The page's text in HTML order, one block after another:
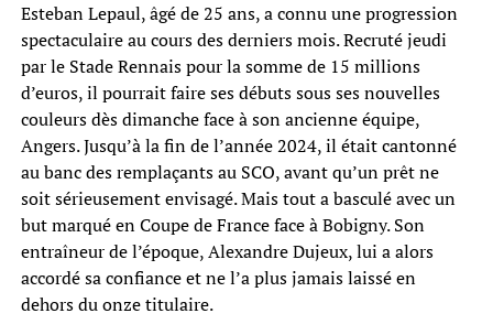
Esteban Lepaul, âgé de 25 ans, a connu une progression
spectaculaire au cours des derniers mois. Recruté jeudi
par le Stade Rennais pour la somme de 15 millions
d’euros, il pourrait faire ses débuts sous ses nouvelles
couleurs dès dimanche face à son ancienne équipe,
Angers. Jusqu’à la fin de l’année 2024, il était cantonné
au banc des remplaçants au SCO, avant qu’un prêt ne
soit sérieusement envisagé. Mais tout a basculé avec un
but marqué en Coupe de France face à Bobigny. Son
entraîneur de l’époque, Alexandre Dujeux, lui a alors
accordé sa confiance et ne l’a plus jamais laissé en
dehors du onze titulaire.